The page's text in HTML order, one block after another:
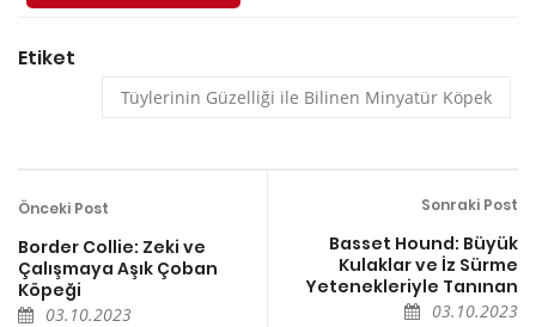
Etiket
Tüylerinin Güzelliği ile Bilinen Minyatür Köpek
Önceki Post
Border Collie: Zeki ve
Çalışmaya Aşık Çoban
Köpeği
03.10.2023
Sonraki Post
Basset Hound: Büyük
Kulaklar ve İz Sürme
Yetenekleriyle Tanınan
03.10.2023